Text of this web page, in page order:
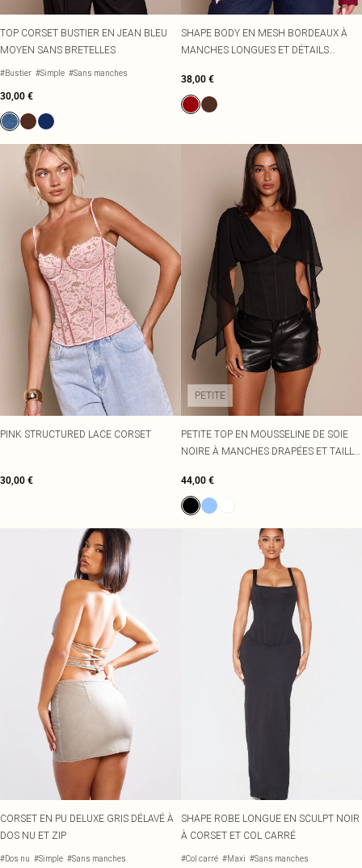
TOP CORSET BUSTIER EN JEAN BLEU
MOYEN SANS BRETELLES
#Bustier #Simple #Sans manches
30,00 €
SHAPE BODY EN MESH BORDEAUX À
MANCHES LONGUES ET DÉTAILS
38,00 €
PINK STRUCTURED LACE CORSET
30,00 €
PETITE
PETITE TOP EN MOUSSELINE DE SOIE
NOIRE À MANCHES DRAPÉES ET TAILLE
44,00 €
CORSET EN PU DELUXE GRIS DÉLAVÉ À
DOS NU ET ZIP
#Dos nu #Simple #Sans manches
SHAPE ROBE LONGUE EN SCULPT NOIR
À CORSET ET COL CARRÉ
#Col carré #Maxi #Sans manches